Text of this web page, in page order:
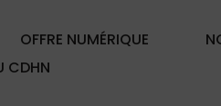
OFFRE NUMÉRIQUE
CDHN